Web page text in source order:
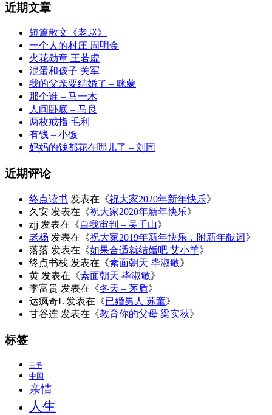
近期文章
短篇散文《老赵》
一个人的村庄 周明金
火花勋章 王若虚
混蛋和孩子 关军
我的父亲要结婚了 – 咪蒙
那个谁 – 马一木
人间卧底 – 马良
两枚戒指 毛利
有钱 – 小饭
妈妈的钱都花在哪儿了 – 刘同
近期评论
终点读书 发表在《祝大家2020年新年快乐》
久安 发表在《祝大家2020年新年快乐》
zjj 发表在《自我审判 – 吴千山》
老杨 发表在《祝大家2019年新年快乐，附新年献词》
落落 发表在《如果合适就结婚吧 艾小羊》
终点书栈 发表在《素面朝天 毕淑敏》
黄 发表在《素面朝天 毕淑敏》
李富贵 发表在《冬天 – 茅盾》
达疯奇L 发表在《已婚男人 苏童》
甘谷连 发表在《教育你的父母 梁实秋》
标签
三毛
中国
亲情
人生